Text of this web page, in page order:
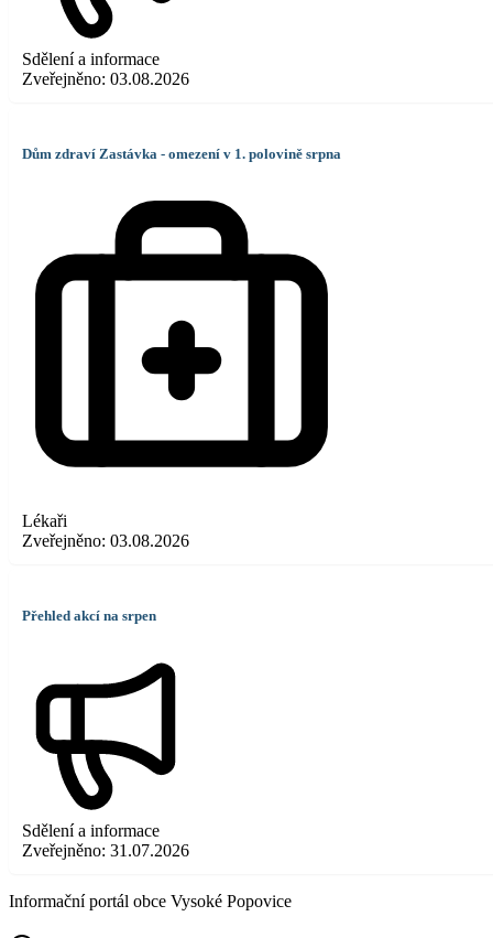
Sdělení a informace
Zveřejněno: 03.08.2026
Dům zdraví Zastávka - omezení v 1. polovině srpna
Lékaři
Zveřejněno: 03.08.2026
Přehled akcí na srpen
Sdělení a informace
Zveřejněno: 31.07.2026
Informační portál obce Vysoké Popovice